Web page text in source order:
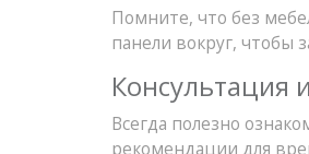
Помните, что без
панели вокруг, чтобы
Консультация
Всегда полезно
рекомендации для